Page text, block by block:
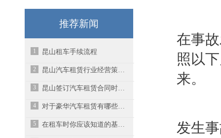
推荐新闻
1 昆山租车手续流程
2 昆山汽车租赁行业经营策略有哪些呢？
3 昆山签订汽车租赁合同时一定要注意细节
4 ​对于豪华汽车租赁有哪些需要注意的？
5 在租车时你应该知道的基本知识
在事
照以
来。
发生